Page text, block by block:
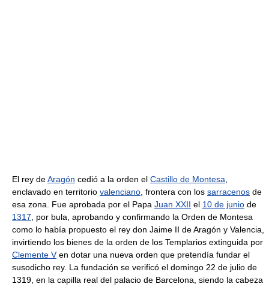
El rey deAragón cedió a la orden el Castillo de Montesa
enclavado en territorio valenciano , frontera con los sarracenos de
esa zona. Fue aprobada por el Papa Juan XXII el 10 de junio de
1317 , por bula, aprobando y confirmando la Orden de Montesa
como lo había propuesto el rey don Jaime II de Aragón y Valencia,
invirtiendo los bienes de la orden de los Templarios extinguida por
Clemente Ven dotar una nueva orden que pretendía fundar el
susodicho rey. La fundación se verificó el domingo 22 de julio de
1319, en la capilla real del palacio de Barcelona, siendo la cabeza